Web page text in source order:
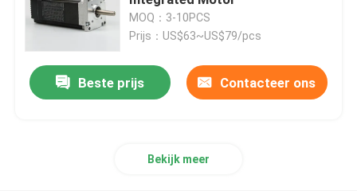
Hybride stappenmotor
motor met tandwiel
MOQ：3-10PCS
Prijs：US$63~US$79/pcs
Beste prijs Contacteer ons
Bekijk meer